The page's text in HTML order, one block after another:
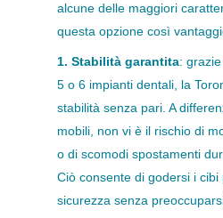
alcune delle maggiori
questa opzione così
1. Stabilità garantita: grazie
5 o 6 impianti dentali, la
stabilità senza pari. A
mobili, non vi è il rischio di
o di scomodi spostamenti
Ciò consente di godersi i cibi
sicurezza senza